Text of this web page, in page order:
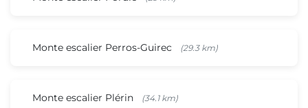
Monte escalier Perros-Guirec (29.3 km)
Monte escalier Plérin (34.1 km)